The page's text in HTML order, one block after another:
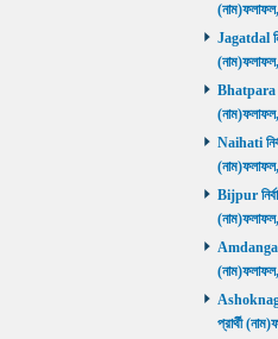
Jagatdal
Bhatpara
Naihati
Bijpur
Amdanga
প্রার্থী